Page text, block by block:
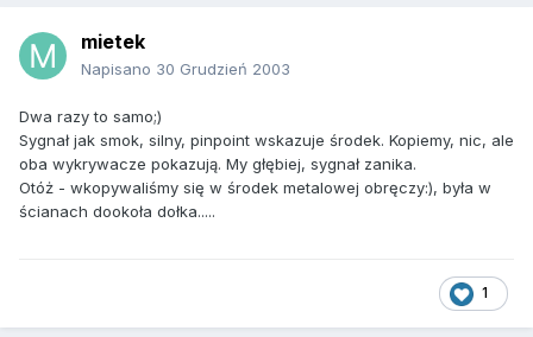
mietek
Napisano 30 Grudzień 2003
Dwa razy to samo;)
Sygnał jak smok, silny, pinpoint wskazuje środek. Kopiemy, nic, ale
oba wykrywacze pokazują. My głębiej, sygnał zanika.
Otóż - wkopywaliśmy się w środek metalowej obręczy:), była w
ścianach dookoła dołka.....
1